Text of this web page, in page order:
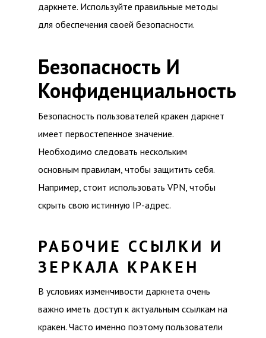
даркнете. Используйте правильные методы
для обеспечения своей безопасности.
Безопасность И
Конфиденциальность
Безопасность пользователей кракен даркнет
имеет первостепенное значение.
Необходимо следовать нескольким
основным правилам, чтобы защитить себя.
Например, стоит использовать VPN, чтобы
скрыть свою истинную IP-адрес.
РАБОЧИЕ ССЫЛКИ И
ЗЕРКАЛА КРАКЕН
В условиях изменчивости даркнета очень
важно иметь доступ к актуальным ссылкам на
кракен. Часто именно поэтому пользователи